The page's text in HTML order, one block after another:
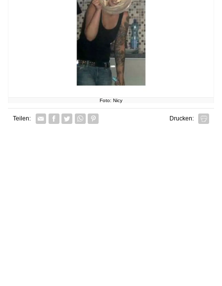
Foto: Nicy
Teilen: Facebook
TwitterWhatsapp senden
Pin it Drucken: